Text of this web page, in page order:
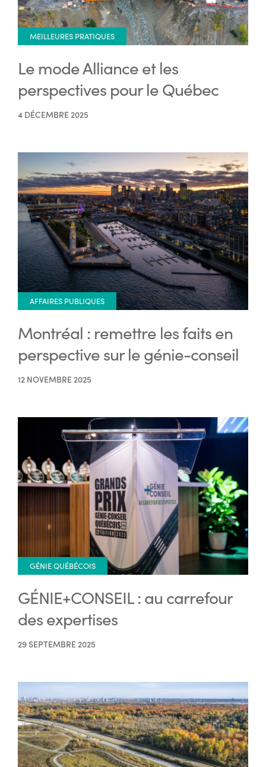
MEILLEURES PRATIQUES
Le mode Alliance et les
perspectives pour le Québec
4 DÉCEMBRE 2025
AFFAIRES PUBLIQUES
Montréal : remettre les faits en
perspective sur le génie-conseil
12 NOVEMBRE 2025
GÉNIE QUÉBÉCOIS
GÉNIE+CONSEIL : au carrefour
des expertises
29 SEPTEMBRE 2025